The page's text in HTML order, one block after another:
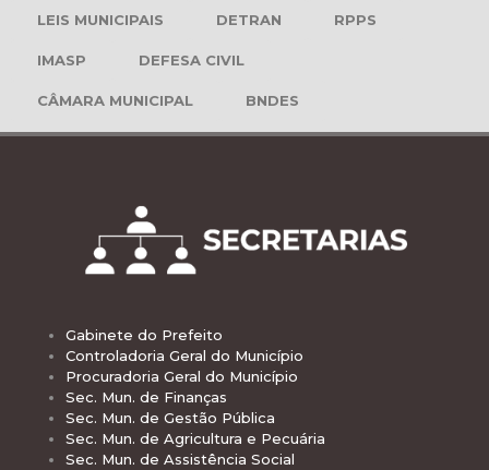
LEIS MUNICIPAIS DETRAN RPPS
IMASP DEFESA CIVIL
CÂMARA MUNICIPAL BNDES
Gabinete do Prefeito
Controladoria Geral do Município
Procuradoria Geral do Município
Sec. Mun. de Finanças
Sec. Mun. de Gestão Pública
Sec. Mun. de Agricultura e Pecuária
Sec. Mun. de Assistência Social